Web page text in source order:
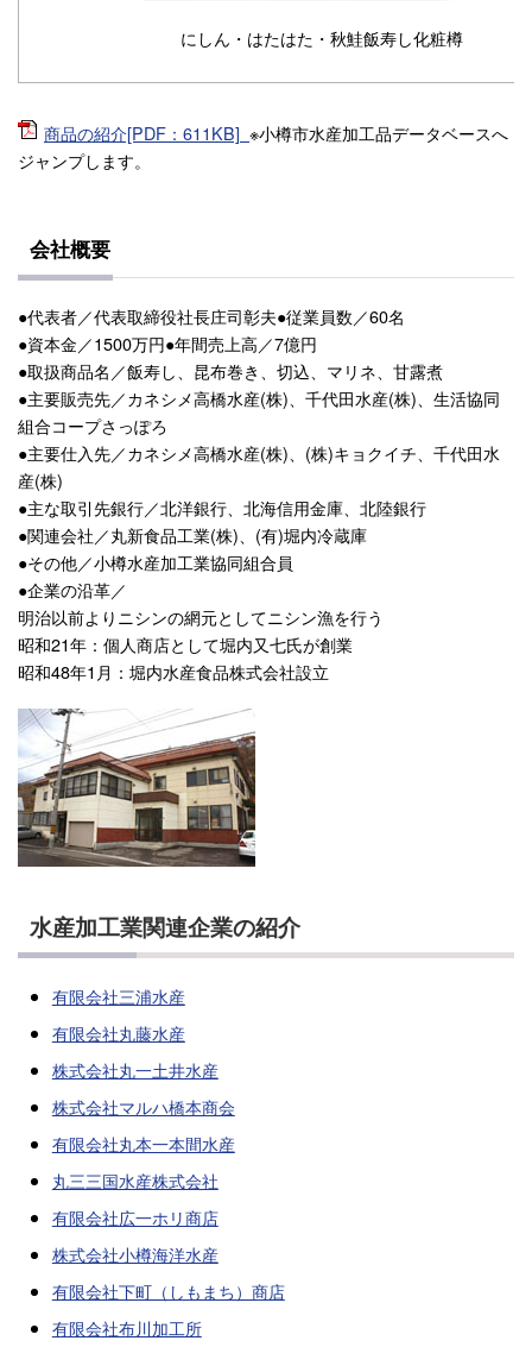
にしん・はたはた・秋鮭飯寿し化粧樽
商品の紹介[PDF：611KB] ※小樽市水産加工品データベースへ
ジャンプします。
会社概要
●代表者／代表取締役社長庄司彰夫●従業員数／60名
●資本金／1500万円●年間売上高／7億円
●取扱商品名／飯寿し、昆布巻き、切込、マリネ、甘露煮
●主要販売先／カネシメ高橋水産(株)、千代田水産(株)、生活協同
組合コープさっぽろ
●主要仕入先／カネシメ高橋水産(株)、(株)キョクイチ、千代田水
産(株)
●主な取引先銀行／北洋銀行、北海信用金庫、北陸銀行
●関連会社／丸新食品工業(株)、(有)堀内冷蔵庫
●その他／小樽水産加工業協同組合員
●企業の沿革／
明治以前よりニシンの網元としてニシン漁を行う
昭和21年：個人商店として堀内又七氏が創業
昭和48年1月：堀内水産食品株式会社設立
水産加工業関連企業の紹介
有限会社三浦水産
有限会社丸藤水産
株式会社丸一土井水産
株式会社マルハ橋本商会
有限会社丸本一本間水産
丸三三国水産株式会社
有限会社広一ホリ商店
株式会社小樽海洋水産
有限会社下町（しもまち）商店
有限会社布川加工所